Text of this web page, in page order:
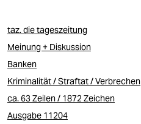
taz. die tageszeitung
Meinung + Diskussion
Banken
Kriminalität / Straftat / Verbrechen
ca. 63 Zeilen / 1872 Zeichen
Ausgabe 11204